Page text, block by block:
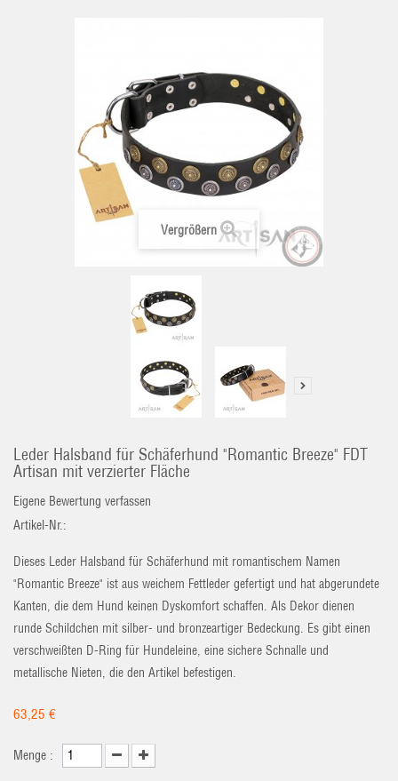
Vergrößern
Leder Halsband für Schäferhund "Romantic Breeze" FDT
Artisan mit verzierter Fläche
Eigene Bewertung verfassen
Artikel-Nr.:
Dieses Leder Halsband für Schäferhund mit romantischem Namen
"Romantic Breeze" ist aus weichem Fettleder gefertigt und hat abgerundete
Kanten, die dem Hund keinen Dyskomfort schaffen. Als Dekor dienen
runde Schildchen mit silber- und bronzeartiger Bedeckung. Es gibt einen
verschweißten D-Ring für Hundeleine, eine sichere Schnalle und
metallische Nieten, die den Artikel befestigen.
63,25 €
Menge :